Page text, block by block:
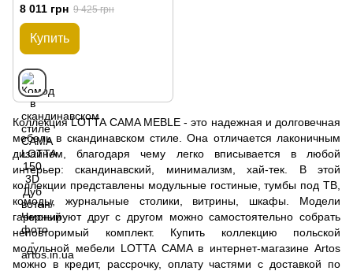
8 011 грн 9 425 грн
Купить
Коллекция LOTTA CAMA MEBLE - это надежная и долговечная
мебель в скандинавском стиле. Она отличается лаконичным
дизайном, благодаря чему легко вписывается в любой
интерьер: скандинавский, минимализм, хай-тек. В этой
коллекции представлены модульные гостиные, тумбы под ТВ,
комоды, журнальные столики, витрины, шкафы. Модели
гармонируют друг с другом можно самостоятельно собрать
неповторимый комплект. Купить коллекцию польской
модульной мебели LOTTA CAMA в интернет-магазине Artos
можно в кредит, рассрочку, оплату частями с доставкой по